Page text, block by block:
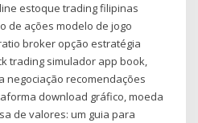
estoque trading filipinas
de ações modelo de jogo
broker opção estratégia
trading simulador app book,
negociação recomendações
download gráfico, moeda
de valores: um guia para